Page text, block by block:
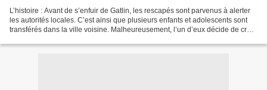
L’histoire : Avant de s’enfuir de Gatlin, les rescapés sont parvenus à alerter
les autorités locales. C’est ainsi que plusieurs enfants et adolescents sont
transférés dans la ville voisine. Malheureusement, l’un d’eux décide de créer